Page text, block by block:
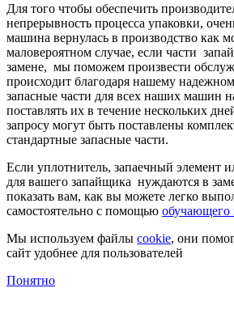
Для того чтобы обеспечить
непрерывность процесса упаковки,
машина вернулась в производство как
маловероятном случае, если части
замене, мы поможем произвести
происходит благодаря нашему
запасные части для всех наших машин
поставлять их в течение нескольких
запросу могут быть поставлены
стандартные запасные части.
Если уплотнитель, запаечный элемент
для вашего запайщика нуждаются в
показать вам, как вы можете легко
самостоятельно с помощью обучающего
Мы используем файлы cookie, они
сайт удобнее для пользователей
Понятно